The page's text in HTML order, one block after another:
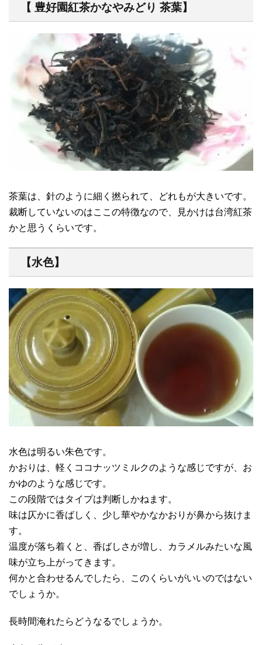
【 豊好園紅茶かなやみどり 茶葉】
茶葉は、針のように細く撚られて、どれもが大きいです。
裁断していないのはここの特徴なので、見かけは台湾紅茶
かと思うくらいです。
【水色】
水色は明るい朱色です。
かおりは、軽くココナッツミルクのような感じですが、お
かゆのような感じです。
この段階ではタイプは判断しかねます。
味は仄かに香ばしく、少し華やかなかおりが鼻から抜けま
す。
温度が落ち着くと、香ばしさが増し、カラメルみたいな風
味が立ち上がってきます。
何かと合わせるんでしたら、このくらいがいいのではない
でしょうか。
長時間淹れたらどうなるでしょうか。